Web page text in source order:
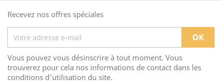
Recevez nos offres spéciales
Vous pouvez vous désinscrire à tout moment. Vous
trouverez pour cela nos informations de contact dans les
conditions d'utilisation du site.